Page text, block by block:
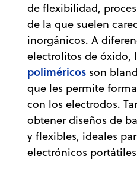
de flexibilidad,
de la que suelen
inorgánicos. A
electrolitos de óxido,
poliméricos son
que les permite
con los electrodos.
obtener diseños de
y flexibles, ideales
electrónicos